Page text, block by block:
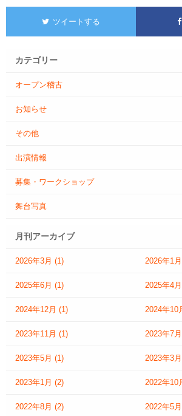
ツイートする
カテゴリー
オープン稽古
お知らせ
その他
出演情報
募集・ワークショップ
舞台写真
月刊アーカイブ
2026年3月 (1) 2026年1月
2025年6月 (1) 2025年4月
2024年12月 (1) 2024年10
2023年11月 (1) 2023年7月
2023年5月 (1) 2023年3月
2023年1月 (2) 2022年10
2022年8月 (2) 2022年5月